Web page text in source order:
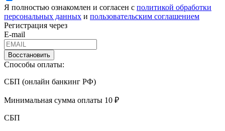
Я полностью ознакомлен и согласен с политикой обработки
персональных данных и пользовательским соглашением
Регистрация через
E-mail
Восстановить
Способы оплаты:
СБП (онлайн банкинг РФ)
Минимальная сумма оплаты 10 ₽
СБП